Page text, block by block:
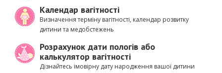
Календар вагітності
Визначення терміну вагітності, календар розвитку
дитини та медобстежень
Розрахунок дати пологів або
калькулятор вагітності
Дізнайтесь імовірну дату народження вашої дитини